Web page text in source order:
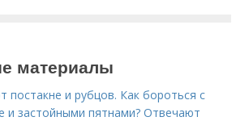
материалы
постакне и рубцов. Как бороться с
и застойными пятнами? Отвечают